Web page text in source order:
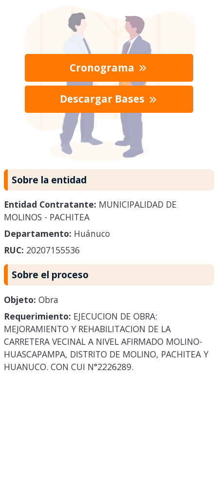
Cronograma
Descargar Bases
Sobre la entidad
Entidad Contratante: MUNICIPALIDAD DE
MOLINOS - PACHITEA
Departamento: Huánuco
RUC: 20207155536
Sobre el proceso
Objeto: Obra
Requerimiento: EJECUCION DE OBRA:
MEJORAMIENTO Y REHABILITACION DE LA
CARRETERA VECINAL A NIVEL AFIRMADO MOLINO-
HUASCAPAMPA, DISTRITO DE MOLINO, PACHITEA Y
HUANUCO. CON CUI N°2226289.